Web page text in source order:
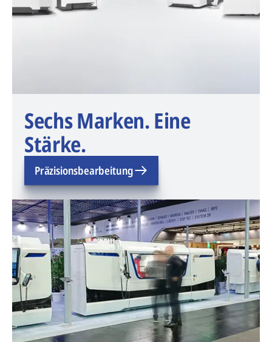
Sechs Marken. Eine
Stärke.
Präzisionsbearbeitung